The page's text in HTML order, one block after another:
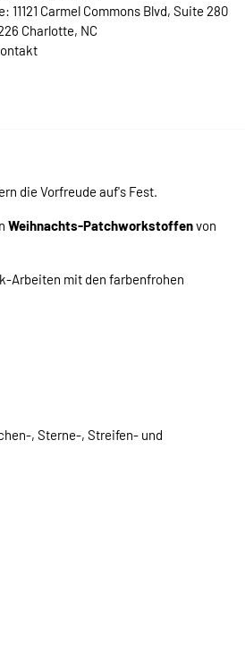
11121 Carmel Commons Blvd, Suite 280
Charlotte, NC
die Vorfreude auf's Fest.
Weihnachts-Patchworkstoffenvon
Arbeiten mit den farbenfrohen
, Sterne-, Streifen- und